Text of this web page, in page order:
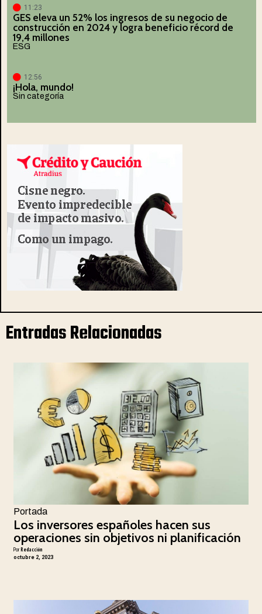
11:23
GES eleva un 52% los ingresos de su negocio de
construcción en 2024 y logra beneficio récord de
19,4 millones
ESG
12:56
¡Hola, mundo!
Sin categoría
Entradas Relacionadas
Portada
Los inversores españoles hacen sus
operaciones sin objetivos ni planificación
PorRedacción
octubre 2, 2023